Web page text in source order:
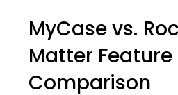
MyCase vs.
Matter Feature
Comparison